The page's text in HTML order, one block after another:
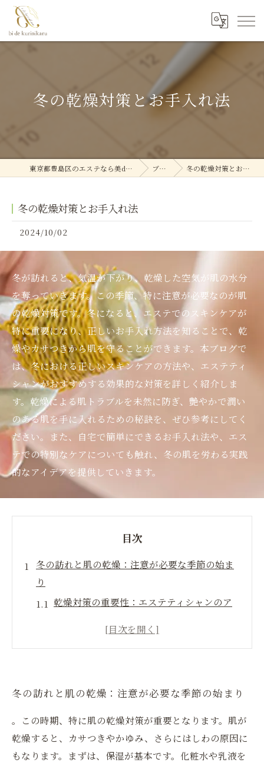
冬の乾燥対策とお手入れ法
東京都豊島区のエステなら美deクリニカル ブログ 冬の乾燥対策とお手入れ法
冬の乾燥対策とお手入れ法
2024/10/02
冬が訪れると、気温が下がり、乾燥した空気が肌の水分
を奪っていきます。この季節、特に注意が必要なのが肌
の乾燥対策です。冬になると、エステでのスキンケアが
特に重要になり、正しいお手入れ方法を知ることで、乾
燥やカサつきから肌を守ることができます。本ブログで
は、冬における正しいスキンケアの方法や、エステティ
シャンがおすすめする効果的な対策を詳しく紹介しま
す。乾燥による肌トラブルを未然に防ぎ、艶やかで潤い
のある肌を手に入れるための秘訣を、ぜひ参考にしてく
ださい。また、自宅で簡単にできるお手入れ法や、エス
テでの特別なケアについても触れ、冬の肌を労わる実践
的なアイデアを提供していきます。
目次
冬の訪れと肌の乾燥：注意が必要な季節の始ま
り
乾燥対策の重要性：エステティシャンのア
冬の訪れと肌の乾燥：注意が必要な季節の始まり
。この時期、特に肌の乾燥対策が重要となります。肌が
乾燥すると、カサつきやかゆみ、さらにはしわの原因に
もなります。まずは、保湿が基本です。化粧水や乳液を